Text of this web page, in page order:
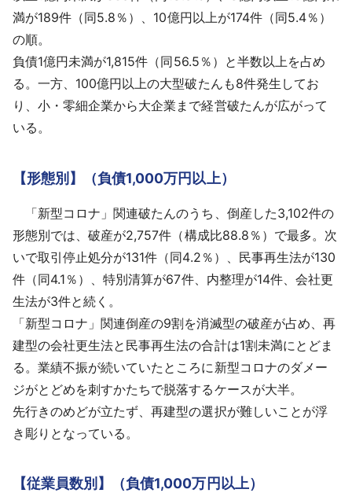
満が189件（同5.8％）、10億円以上が174件（同5.4％）
の順。
負債1億円未満が1,815件（同56.5％）と半数以上を占め
る。一方、100億円以上の大型破たんも8件発生してお
り、小・零細企業から大企業まで経営破たんが広がって
いる。
【形態別】（負債1,000万円以上）
「新型コロナ」関連破たんのうち、倒産した3,102件の
形態別では、破産が2,757件（構成比88.8％）で最多。次
いで取引停止処分が131件（同4.2％）、民事再生法が130
件（同4.1％）、特別清算が67件、内整理が14件、会社更
生法が3件と続く。
「新型コロナ」関連倒産の9割を消滅型の破産が占め、再
建型の会社更生法と民事再生法の合計は1割未満にとどま
る。業績不振が続いていたところに新型コロナのダメー
ジがとどめを刺すかたちで脱落するケースが大半。
先行きのめどが立たず、再建型の選択が難しいことが浮
き彫りとなっている。
【従業員数別】（負債1,000万円以上）